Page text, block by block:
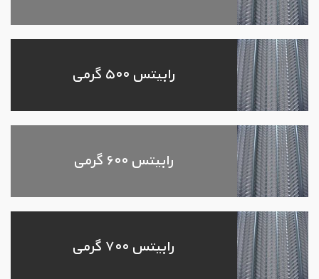
رابیتس ۵۰۰ گرمی
رابیتس ۶۰۰ گرمی
رابیتس ۷۰۰ گرمی